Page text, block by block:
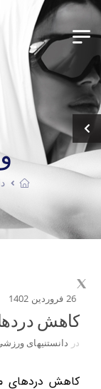
26 فروردین 1402
کاهش
در دانستنیهای
کاهش دردهای